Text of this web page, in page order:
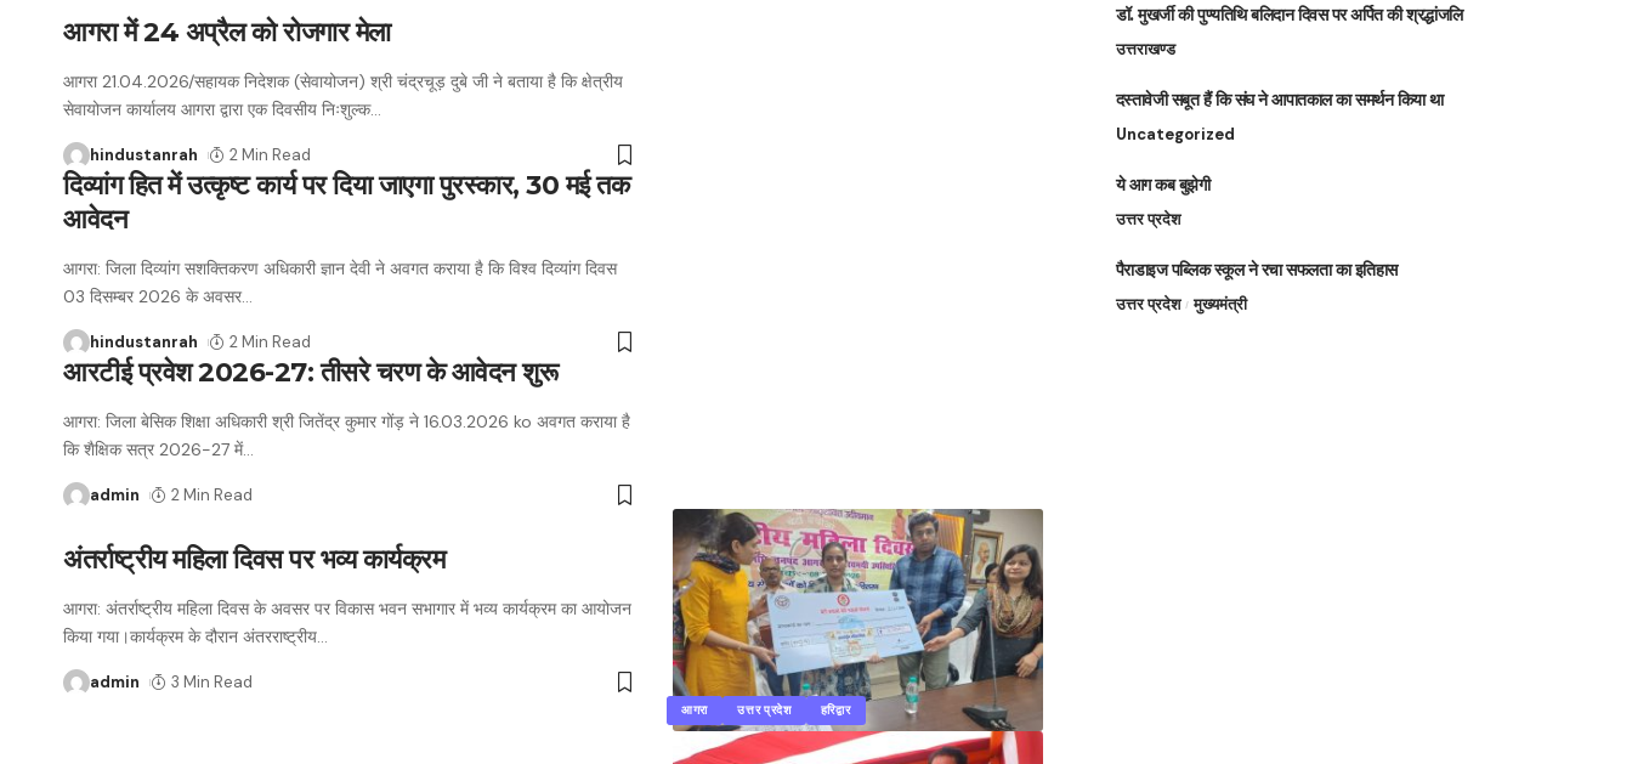
आगरा में 24 अप्रैल को रोजगार मेला
आगरा 21.04.2026/सहायक निदेशक (सेवायोजन) श्री चंद्रचूड़ दुबे जी ने बताया है कि क्षेत्रीय
सेवायोजन कार्यालय आगरा द्वारा एक दिवसीय निःशुल्क…
hindustanrah 2 Min Read
दिव्यांग हित में उत्कृष्ट कार्य पर दिया जाएगा पुरस्कार, 30 मई तक
आवेदन
आगरा: जिला दिव्यांग सशक्तिकरण अधिकारी ज्ञान देवी ने अवगत कराया है कि विश्व दिव्यांग दिवस
03 दिसम्बर 2026 के अवसर…
hindustanrah 2 Min Read
आरटीई प्रवेश 2026-27: तीसरे चरण के आवेदन शुरू
आगरा: जिला बेसिक शिक्षा अधिकारी श्री जितेंद्र कुमार गोंड़ ने 16.03.2026 ko अवगत कराया है
कि शैक्षिक सत्र 2026-27 में…
admin 2 Min Read
आगरा उत्तर प्रदेश हरिद्वार
अंतर्राष्ट्रीय महिला दिवस पर भव्य कार्यक्रम
आगरा: अंतर्राष्ट्रीय महिला दिवस के अवसर पर विकास भवन सभागार में भव्य कार्यक्रम का आयोजन
किया गया।कार्यक्रम के दौरान अंतरराष्ट्रीय…
admin 3 Min Read
डॉ. मुखर्जी की पुण्यतिथि बलिदान दिवस पर अर्पित की श्रद्धांजलि
उत्तराखण्ड
दस्तावेजी सबूत हैं कि संघ ने आपातकाल का समर्थन किया था
Uncategorized
ये आग कब बुझेगी
उत्तर प्रदेश
पैराडाइज पब्लिक स्कूल ने रचा सफलता का इतिहास
उत्तर प्रदेश मुख्यमंत्री